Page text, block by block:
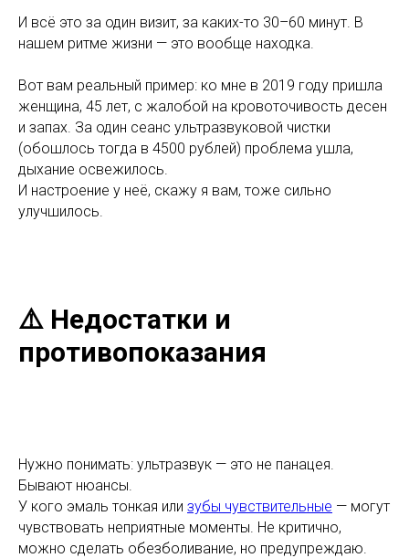
И всё это за один визит, за каких-то 30–60 минут. В
нашем ритме жизни — это вообще находка.
Вот вам реальный пример: ко мне в 2019 году пришла
женщина, 45 лет, с жалобой на кровоточивость десен
и запах. За один сеанс ультразвуковой чистки
(обошлось тогда в 4500 рублей) проблема ушла,
дыхание освежилось.
И настроение у неё, скажу я вам, тоже сильно
улучшилось.
⚠️ Недостатки и
противопоказания
Нужно понимать: ультразвук — это не панацея.
Бывают нюансы.
У кого эмаль тонкая или зубы чувствительные — могут
чувствовать неприятные моменты. Не критично,
можно сделать обезболивание, но предупреждаю.